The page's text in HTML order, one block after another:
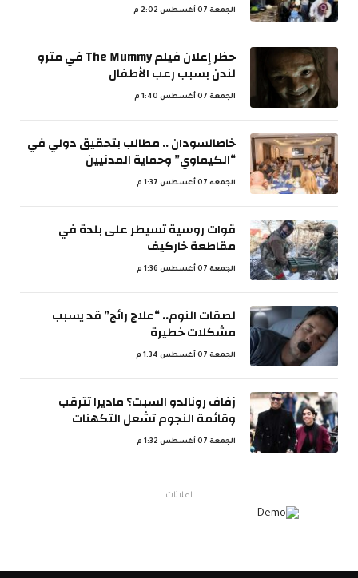
الجمعة 07 أغسطس 2:02 م
حظر إعلان فيلم The Mummy في مترو
لندن بسبب رعب الأطفال
الجمعة 07 أغسطس 1:40 م
خاصالسودان .. مطالب بتحقيق دولي في
“الكيماوي” وحماية المدنيين
الجمعة 07 أغسطس 1:37 م
قوات روسية تسيطر على بلدة في
مقاطعة خاركيف
الجمعة 07 أغسطس 1:36 م
لصقات النوم.. “علاج رائج” قد يسبب
مشكلات خطيرة
الجمعة 07 أغسطس 1:34 م
زفاف رونالدو السبت؟ ماديرا تترقب
وقائمة النجوم تشعل التكهنات
الجمعة 07 أغسطس 1:32 م
اعلانات